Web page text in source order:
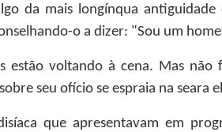
da mais longínqua
o a dizer: "Sou um
estão voltando à cena. Mas
seu ofício se espraia na seara
que apresentavam em